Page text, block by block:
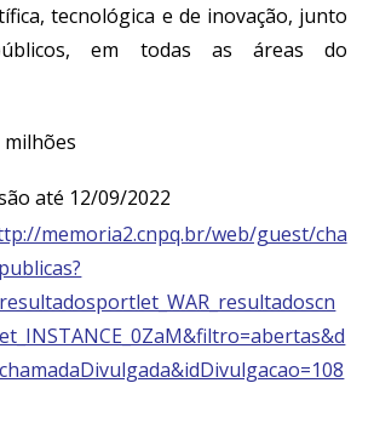
tecnológica e de inovação, junto
em todas as áreas do
milhões
até 12/09/2022
memoria2.cnpq.br/web/guest/cha